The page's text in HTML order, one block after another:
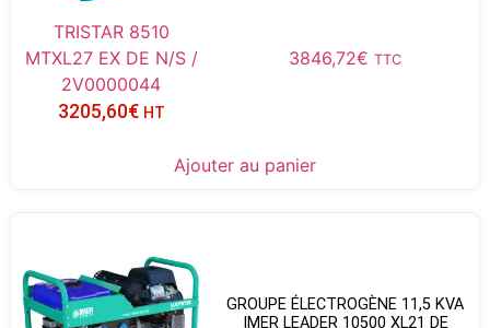
TRISTAR 8510
MTXL27 EX DE N/S /
2V0000044
3846,72€ TTC
3205,60€ HT
Ajouter au panier
GROUPE ÉLECTROGÈNE 11,5 KVA
IMER LEADER 10500 XL21 DE